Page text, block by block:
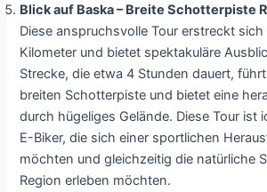
Blick auf Baska – Breite Schotterpiste
Diese anspruchsvolle Tour erstreckt
Kilometer und bietet spektakuläre
Strecke, die etwa 4 Stunden dauert,
breiten Schotterpiste und bietet eine
durch hügeliges Gelände. Diese Tour ist
E-Biker, die sich einer sportlichen
möchten und gleichzeitig die natürliche
Region erleben möchten.